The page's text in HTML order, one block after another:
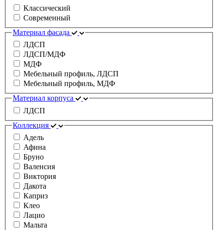
Классический
Современный
Материал фасада
ЛДСП
ЛДСП/МДФ
МДФ
Мебельный профиль, ЛДСП
Мебельный профиль, МДФ
Материал корпуса
ЛДСП
Коллекция
Адель
Афина
Бруно
Валенсия
Виктория
Дакота
Каприз
Клео
Лацио
Мальта